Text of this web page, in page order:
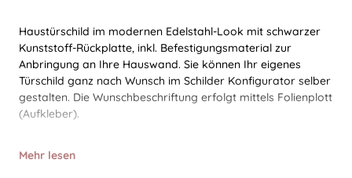
Haustürschild im modernen Edelstahl-Look mit schwarzer
Kunststoff-Rückplatte, inkl. Befestigungsmaterial zur
Anbringung an Ihre Hauswand. Sie können Ihr eigenes
Türschild ganz nach Wunsch im Schilder Konfigurator selber
gestalten. Die Wunschbeschriftung erfolgt mittels Folienplott
(Aufkleber).
Mehr lesen